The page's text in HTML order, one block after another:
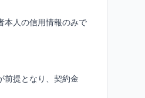
本人の信用情報のみで
前提となり、契約金